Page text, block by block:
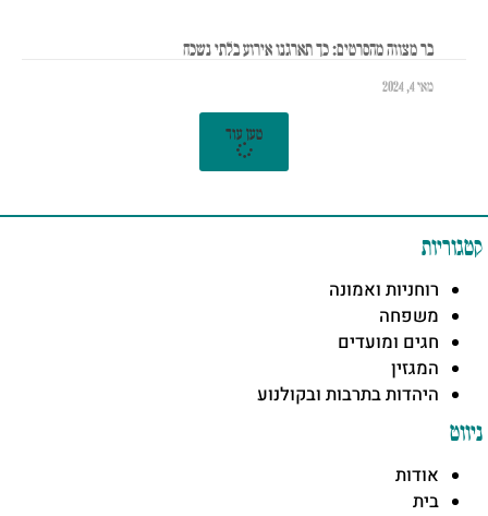
בר מצווה מהסרטים: כך תארגנו אירוע בלתי נשכח
מאי 4, 2024
טען עוד
קטגוריות
רוחניות ואמונה
משפחה
חגים ומועדים
המגזין
היהדות בתרבות ובקולנוע
ניווט
אודות
בית